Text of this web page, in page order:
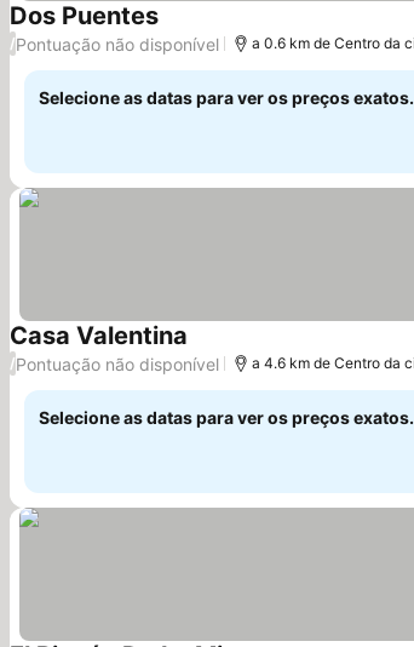
Dos PuentesVer preços
/Pontuação não disponível a 0.6 km de Centro da
Selecione as datas para ver os preços exatos.
Casa Valentina Ver preços
/Pontuação não disponível a 4.6 km de Centro da
Selecione as datas para ver os preços exatos.